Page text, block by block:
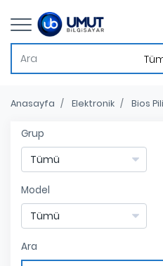
Anasayfa Elektronik Bios Pili
Grup
Model
Ara